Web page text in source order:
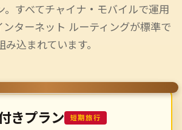
。すべてチャイナ・モバイルで運用
ンターネット ルーティングが標準で
み込まれています。
きプラン 短期旅行